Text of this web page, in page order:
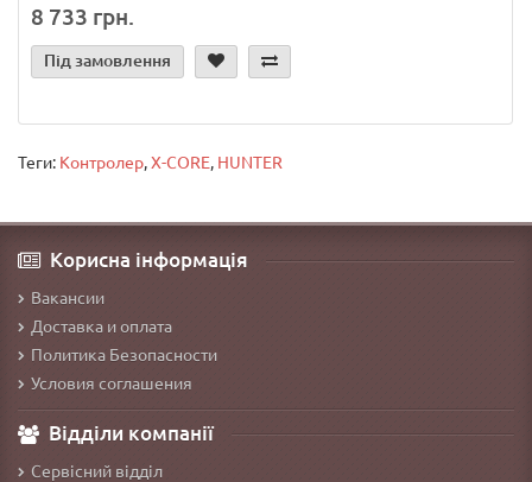
8 733 грн.
Під замовлення
Теги: Контролер,X-CORE, HUNTER
Корисна інформація
Вакансии
Доставка и оплата
Политика Безопасности
Условия соглашения
Відділи компанії
Сервісний відділ